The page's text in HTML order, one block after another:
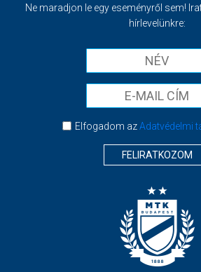
Ne maradjon le egy eseményről sem!
hírlevelünkre:
Elfogadom azAdatvédelmi
FELIRATKOZOM